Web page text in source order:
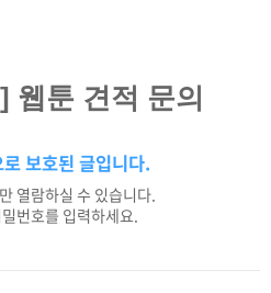
웹툰 견적 문의
보호된 글입니다.
열람하실 수 있습니다.
번호를 입력하세요.